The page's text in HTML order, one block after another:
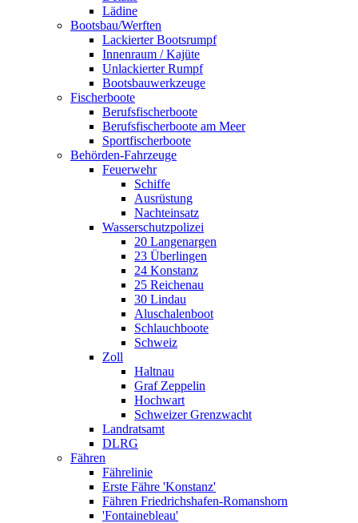
Lädine
Bootsbau/Werften
Lackierter Bootsrumpf
Innenraum / Kajüte
Unlackierter Rumpf
Bootsbauwerkzeuge
Fischerboote
Berufsfischerboote
Berufsfischerboote am Meer
Sportfischerboote
Behörden-Fahrzeuge
Feuerwehr
Schiffe
Ausrüstung
Nachteinsatz
Wasserschutzpolizei
20 Langenargen
23 Überlingen
24 Konstanz
25 Reichenau
30 Lindau
Aluschalenboot
Schlauchboote
Schweiz
Zoll
Haltnau
Graf Zeppelin
Hochwart
Schweizer Grenzwacht
Landratsamt
DLRG
Fähren
Fährelinie
Erste Fähre 'Konstanz'
Fähren Friedrichshafen-Romanshorn
'Fontainebleau'